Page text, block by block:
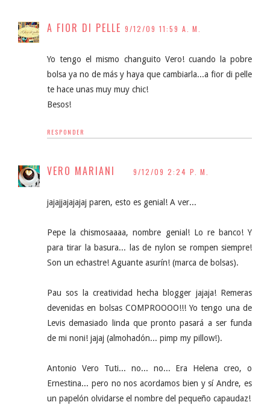
A FIOR DI PELLE 9/12/09 11:59 A. M.
Yo tengo el mismo changuito Vero! cuando la pobre
bolsa ya no de más y haya que cambiarla...a fior di pelle
te hace unas muy muy chic!
Besos!
RESPONDER
VERO MARIANI 9/12/09 2:24 P. M.
jajajjajajajaj paren, esto es genial! A ver...
Pepe la chismosaaaa, nombre genial! Lo re banco! Y
para tirar la basura... las de nylon se rompen siempre!
Son un echastre! Aguante asurín! (marca de bolsas).
Pau sos la creatividad hecha blogger jajaja! Remeras
devenidas en bolsas COMPROOOO!!! Yo tengo una de
Levis demasiado linda que pronto pasará a ser funda
de mi noni! jajaj (almohadón... pimp my pillow!).
Antonio Vero Tuti... no... no... Era Helena creo, o
Ernestina... pero no nos acordamos bien y sí Andre, es
un papelón olvidarse el nombre del pequeño capaudaz!